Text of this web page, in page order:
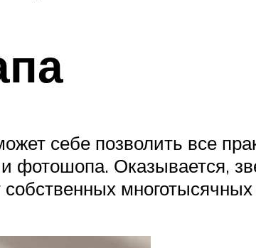
себе позволить все
фотошопа. Оказывается,
собственных